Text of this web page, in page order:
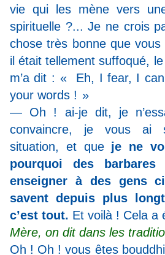
vie qui les mène vers
spirituelle ?... Je ne crois
chose très bonne que
il était tellement suffoqué,
m’a dit : « Eh, I fear, I
your words ! »
— Oh ! ai-je dit, je
convaincre, je vous ai
situation, et que je ne
pourquoi des barbares
enseigner à des gens
savent depuis plus
c’est tout. Et voilà ! Cela a
Mère, on dit dans les
Oh ! Oh ! vous êtes